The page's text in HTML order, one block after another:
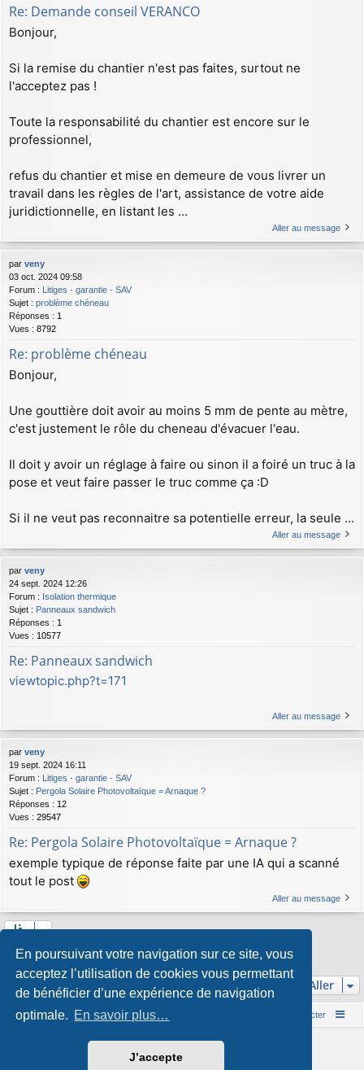
En poursuivant votre navigation sur ce site, vous
acceptez l’utilisation de cookies vous permettant
de bénéficier d’une expérience de navigation
optimale. En savoir plus…
J’accepte
Re: Demande conseil VERANCO
Bonjour,
Si la remise du chantier n'est pas faites, surtout ne
l'acceptez pas !
Toute la responsabilité du chantier est encore sur le
professionnel,
refus du chantier et mise en demeure de vous livrer un
travail dans les règles de l'art, assistance de votre aide
juridictionnelle, en listant les ...
Aller au message
par veny
03 oct. 2024 09:58
Forum : Litiges - garantie - SAV
Sujet : problème chéneau
Réponses : 1
Vues : 8792
Re: problème chéneau
Bonjour,
Une gouttière doit avoir au moins 5 mm de pente au mètre,
c'est justement le rôle du cheneau d'évacuer l'eau.
Il doit y avoir un réglage à faire ou sinon il a foiré un truc à la
pose et veut faire passer le truc comme ça :D
Si il ne veut pas reconnaitre sa potentielle erreur, la seule ...
Aller au message
par veny
24 sept. 2024 12:26
Forum : Isolation thermique
Sujet : Panneaux sandwich
Réponses : 1
Vues : 10577
Re: Panneaux sandwich
viewtopic.php?t=171
Aller au message
par veny
19 sept. 2024 16:11
Forum : Litiges - garantie - SAV
Sujet : Pergola Solaire Photovoltaïque = Arnaque ?
Réponses : 12
Vues : 29547
Re: Pergola Solaire Photovoltaïque = Arnaque ?
exemple typique de réponse faite par une IA qui a scanné
tout le post
Aller au message
La recherche a retourné 33 résultats 1 2 3
Aller
Accueil du forum Nous contacter
Développé parphpBB® Forum Software © phpBB Limited
Style parArty